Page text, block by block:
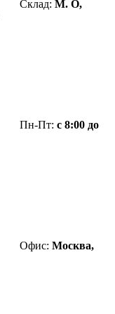
Склад: М. О,
Пн-Пт: с 8:00 до
Офис: Москва,